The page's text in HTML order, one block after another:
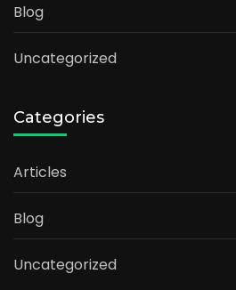
Blog
Uncategorized
Categories
Articles
Blog
Uncategorized